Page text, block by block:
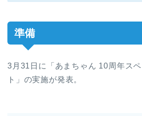
準備
3月31日に「あまちゃん 10周年ス
ト」の実施が発表。